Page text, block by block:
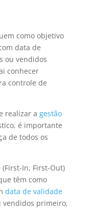
como objetivo
data de
ou vendidos
conhecer
controle de
realizar a gestão
é importante
de todos os
(First-In, First-Out)
têm como
data de validade
vendidos primeiro,